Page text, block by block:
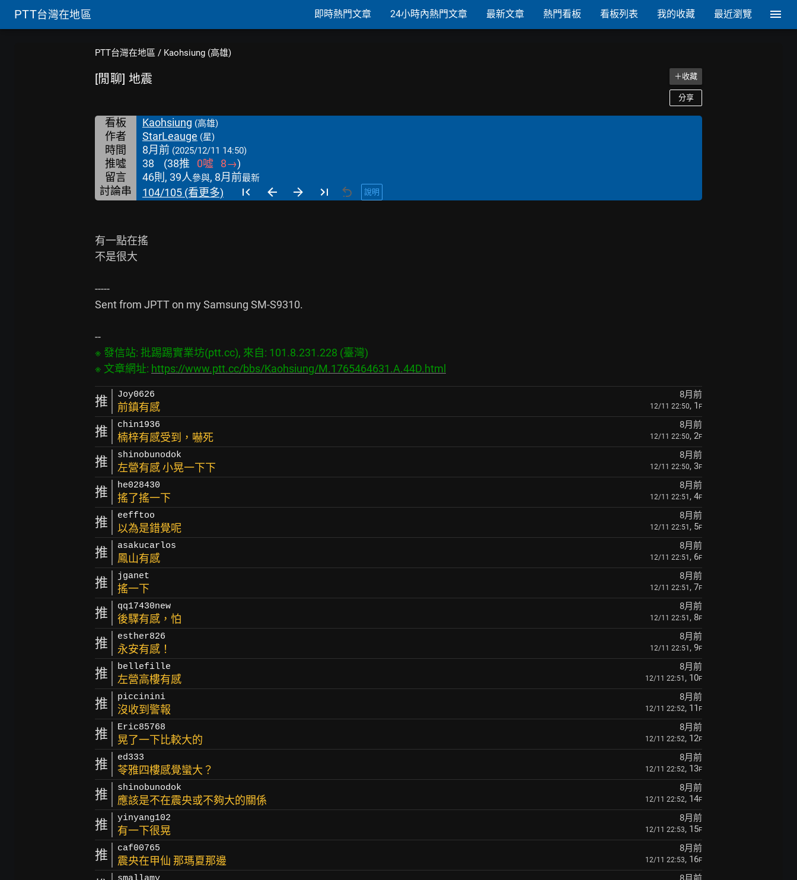
PTT台灣在地區 即時熱門文章 24小時內熱門文章 最新文章 熱門看板 看板列表 我的收藏 最近瀏覽
PTT台灣在地區 / Kaohsiung (高雄)
[閒聊] 地震 ＋收藏
分享
看板 Kaohsiung (高雄)
作者 StarLeauge (星)
時間 8月前 (2025/12/11 14:50)
推噓 38 (38推 0噓 8→)
留言
46則, 39人參與, 8月前最新
討論串 104/105 (看更多) 說明
有一點在搖
不是很大
-----
Sent from JPTT on my Samsung SM-S9310.
※ 發信站: 批踢踢實業坊(ptt.cc), 來自: 101.8.231.228 (臺灣)
※ 文章網址: https://www.ptt.cc/bbs/Kaohsiung/M.1765464631.A.44D.html
推 Joy0626 8月前
前鎮有感 12/11 22:50, 1 F
推 chin1936 8月前
楠梓有感受到，嚇死 12/11 22:50, 2F
推 shinobunodok 8月前
左營有感 小晃一下下 12/11 22:50, 3F
推 he028430 8月前
搖了搖一下 12/11 22:51 , 4F
推 eefftoo 8月前
以為是錯覺呢 12/11 22:51 , 5F
推 asakucarlos 8月前
鳳山有感 12/11 22:51 , 6F
推 jganet 8月前
搖一下 12/11 22:51 , 7F
推 qq17430new 8月前
後驛有感，怕 12/11 22:51 , 8F
推 esther826 8月前
永安有感！ 12/11 22:51 , 9F
推 bellefille 8月前
左營高樓有感 12/11 22:51 , 10F
推 piccinini 8月前
沒收到警報 12/11 22:52, 11 F
推 Eric85768 8月前
晃了一下比較大的 12/11 22:52, 12F
推 ed333 8月前
苓雅四樓感覺蠻大？ 12/11 22:52, 13F
推 shinobunodok 8月前
應該是不在震央或不夠大的關係 12/11 22:52, 14F
推 yinyang102 8月前
有一下很晃 12/11 22:53, 15F
推 caf00765 8月前
震央在甲仙 那瑪夏那邊 12/11 22:53, 16F